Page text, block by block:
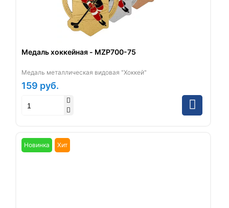
Медаль хоккейная - MZP700-75
Медаль металлическая видовая "Хоккей"
159 руб.
Новинка Хит